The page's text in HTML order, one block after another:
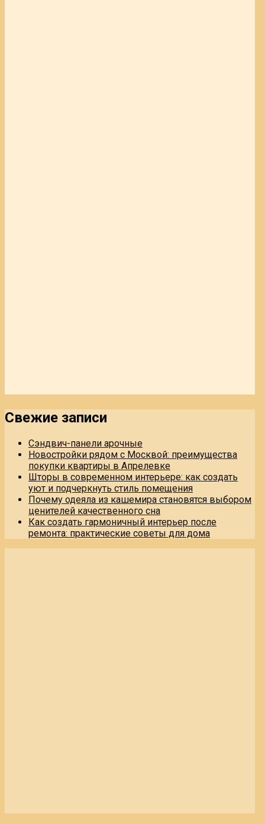
Свежие записи
Сэндвич-панели арочные
Новостройки рядом с Москвой: преимущества
покупки квартиры в Апрелевке
Шторы в современном интерьере: как создать
уют и подчеркнуть стиль помещения
Почему одеяла из кашемира становятся выбором
ценителей качественного сна
Как создать гармоничный интерьер после
ремонта: практические советы для дома